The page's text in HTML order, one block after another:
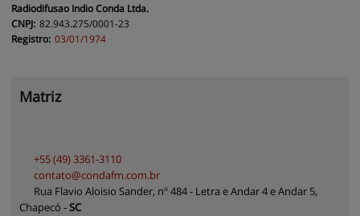
Radiodifusao Indio Conda Ltda.
CNPJ: 82.943.275/0001-23
Registro: 03/01/1974
Matriz
+55(49)3361-3110
contato@condafm.com.br
Rua Flavio Aloisio Sander, nº 484 - Letra e Andar 4 e Andar 5,
Chapecó -Santa
C